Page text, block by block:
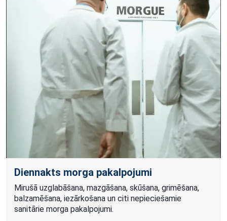
Diennakts morga pakalpojumi
Mirušā uzglabāšana, mazgāšana, skūšana, grimēšana,
balzamēšana, iezārkošana un citi nepieciešamie
sanitārie morga pakalpojumi.